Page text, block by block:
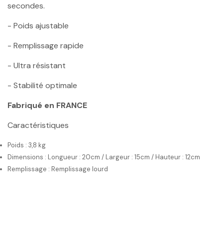
secondes.
- Poids ajustable
- Remplissage rapide
- Ultra résistant
- Stabilité optimale
Fabriqué en FRANCE
Caractéristiques
Poids : 3,8 kg
Dimensions : Longueur : 20cm / Largeur : 15cm / Hauteur : 12cm
Remplissage : Remplissage lourd